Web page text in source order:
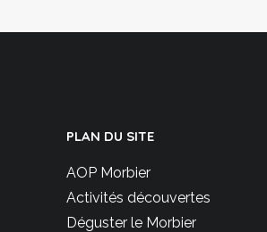
PLAN DU SITE
AOP Morbier
Activités découvertes
Déguster le Morbier